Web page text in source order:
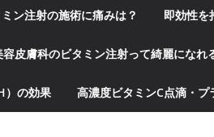
ン注射の施術に痛みは？ 即効性を
皮膚科のビタミン注射って綺麗になれ
）の効果 高濃度ビタミンC点滴・